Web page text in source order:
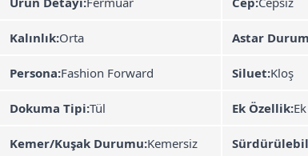
Kalınlık:Orta Astar
Persona:Fashion Forward Siluet:Kloş
Dokuma Tipi:Tül Ek Özellik:
Kemer/Kuşak Durumu:Kemersiz